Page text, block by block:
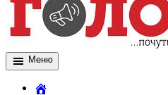
Меню